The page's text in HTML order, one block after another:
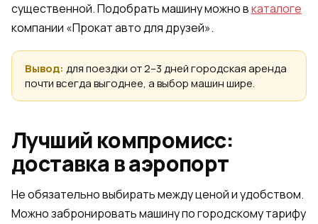
существенной. Подобрать машину можно вкаталоге
компании «Прокат авто для друзей».
Вывод: для поездки от 2–3 дней городская аренда
почти всегда выгоднее, а выбор машин шире.
Лучший компромисс:
доставка в аэропорт
Не обязательно выбирать между ценой и удобством.
Можно забронировать машину по городскому тарифу